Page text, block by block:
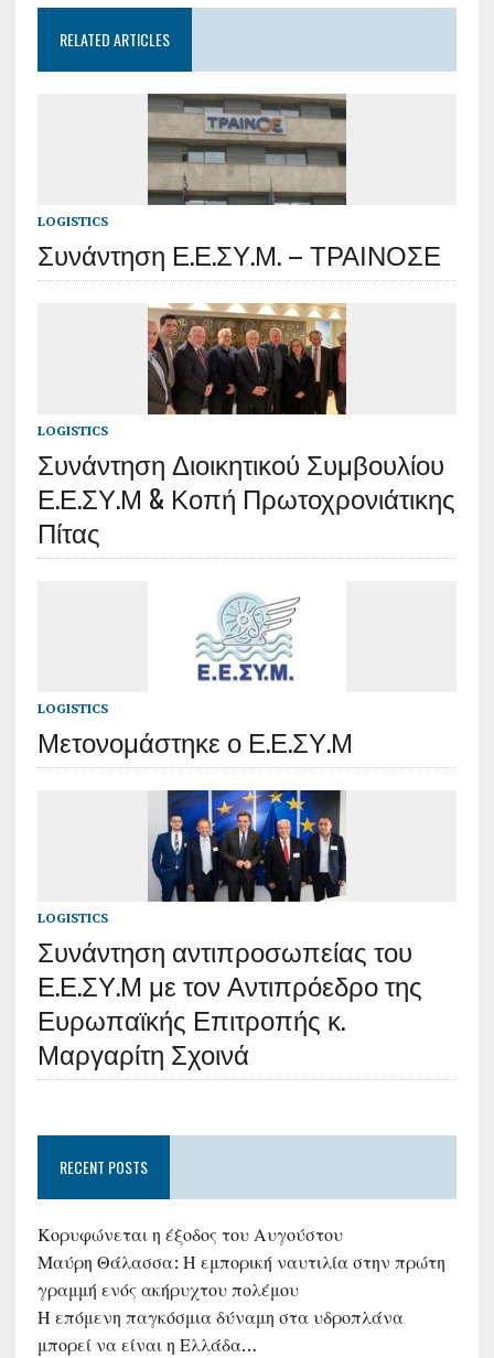
RELATED ARTICLES
LOGISTICS
Συνάντηση Ε.Ε.ΣΥ.Μ. – ΤΡΑΙΝΟΣΕ
LOGISTICS
Συνάντηση Διοικητικού Συμβουλίου
Ε.Ε.ΣΥ.Μ & Κοπή Πρωτοχρονιάτικης
Πίτας
LOGISTICS
Μετονομάστηκε ο Ε.Ε.ΣΥ.Μ
LOGISTICS
Συνάντηση αντιπροσωπείας του
Ε.Ε.ΣΥ.Μ με τον Αντιπρόεδρο της
Ευρωπαϊκής Επιτροπής κ.
Μαργαρίτη Σχοινά
RECENT POSTS
Κορυφώνεται η έξοδος του Αυγούστου
Μαύρη Θάλασσα: Η εμπορική ναυτιλία στην πρώτη
γραμμή ενός ακήρυχτου πολέμου
Η επόμενη παγκόσμια δύναμη στα υδροπλάνα
μπορεί να είναι η Ελλάδα…